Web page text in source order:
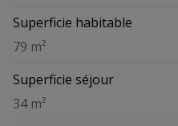
Superficie habitable
79 m²
Superficie séjour
34 m²